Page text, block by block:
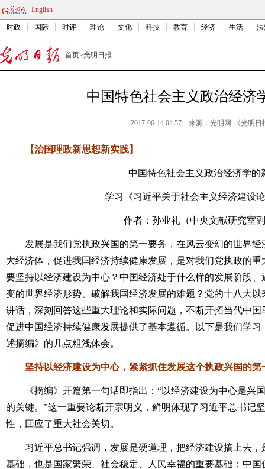
English
时政 国际 时评 理论 文化 科技 教育 经济 生活
首页>光明日报
中国特色社会主义政治经济
2017-06-14 04:57 来源： 光明网-《光明日
【治国理政新思想新实践】
中国特色社会主义政治经济学的
——学习《习近平关于社会主义经济建设
作者：孙业礼（中央文献研究室
发展是我们党执政兴国的第一要务，在风云变幻的世界经
大经济体，促进我国经济持续健康发展，是对我们党执政的
要坚持以经济建设为中心？中国经济处于什么样的发展阶段
变的世界经济形势、破解我国经济发展的难题？党的十八大
讲话，深刻回答这些重大理论和实际问题，不断开拓当代中
促进中国经济持续健康发展提供了基本遵循。以下是我们学
述摘编》的几点粗浅体会。
坚持以经济建设为中心，紧紧抓住发展这个执政兴国的第
《摘编》开篇第一句话即指出：“以经济建设为中心是兴
的关键。”这一重要论断开宗明义，鲜明体现了习近平总书记
性，回应了重大社会关切。
习近平总书记强调，发展是硬道理，把经济建设搞上去，
基础，也是国家繁荣、社会稳定、人民幸福的重要基础；中